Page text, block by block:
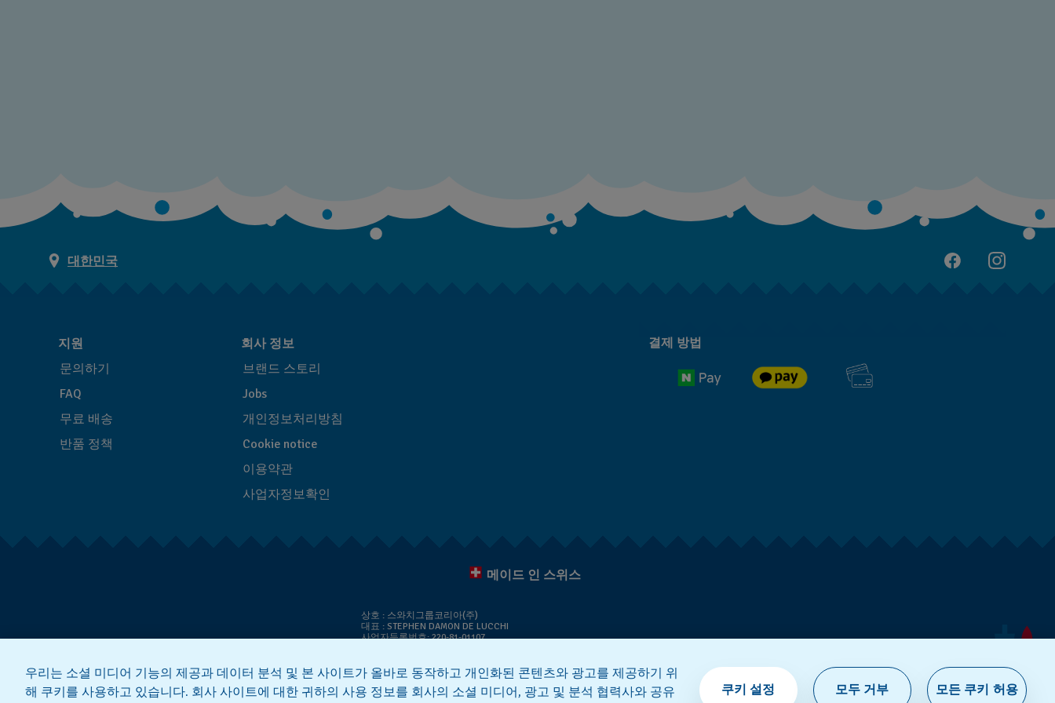
대한민국
지원
문의하기
FAQ
무료 배송
반품 정책
회사 정보
브랜드 스토리
Jobs
개인정보처리방침
Cookie notice
이용약관
사업자정보확인
결제 방법
메이드 인 스위스
상호 : 스와치그룹코리아(주)
대표 : STEPHEN DAMON DE LUCCHI
사업자등록번호: 220-81-01107
문의 :connect@swatch.kr
호스팅서비스사업자: www.akamai.com
개인정보관리책임자 : 유희용
우리는 소셜 미디어 기능의 제공과 데이터 분석 및 본 사이트가 올바로 동작하고 개인화된 콘텐츠와 광고를 제공하기 위
해 쿠키를 사용하고 있습니다. 회사 사이트에 대한 귀하의 사용 정보를 회사의 소셜 미디어, 광고 및 분석 협력사와 공유
쿠키 설정 모두 거부 모든 쿠키 허용